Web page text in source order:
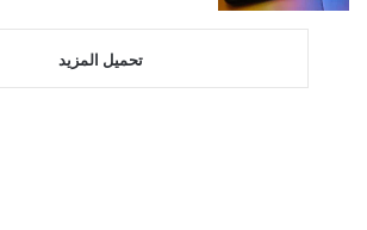
تحميل المزيد